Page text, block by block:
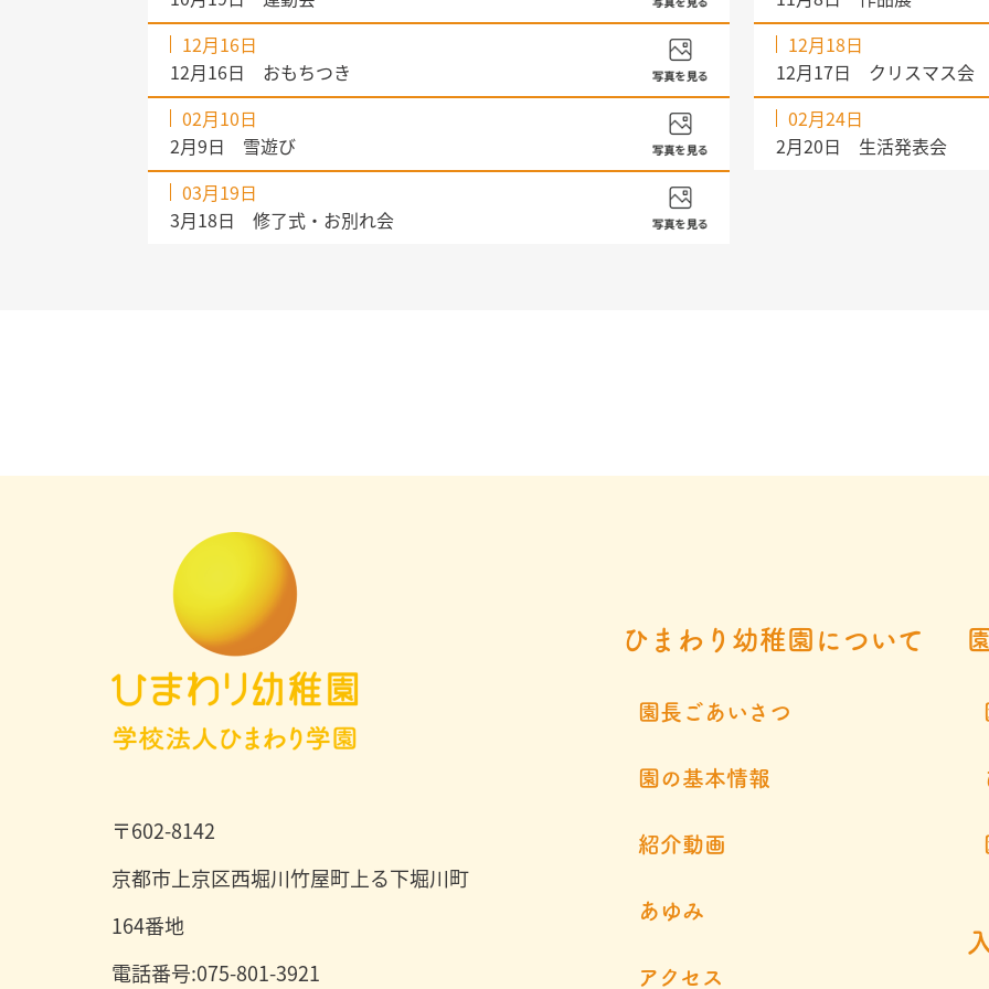
12月16日
12月16日 おもちつき
12月18日
12月17日 クリスマス会
02月10日
2月9日 雪遊び
02月24日
2月20日 生活発表会
03月19日
3月18日 修了式・お別れ会
〒602-8142
京都市上京区西堀川竹屋町上る下堀川町
164番地
電話番号:075-801-3921
ひまわり幼稚園について
園長ごあいさつ
園の基本情報
紹介動画
あゆみ
アクセス